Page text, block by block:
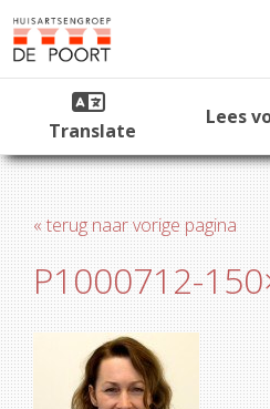
Translate
Lees
« terug naar vorige pagina
P1000712-